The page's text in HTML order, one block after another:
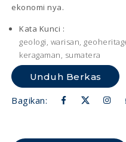
ekonomi nya.
Kata Kunci :
geologi, warisan,
keragaman, sumatera
Unduh Berkas
Bagikan: